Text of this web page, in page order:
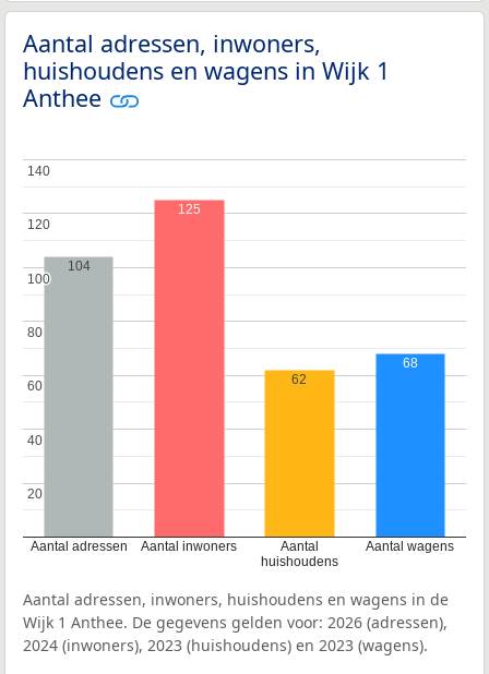
Aantal adressen, inwoners,
huishoudens en wagens in Wijk 1
Anthee
Aantal adressen Aantal inwoners
Aantal
huishoudens
Aantal wagens
20
20
40
40
60
60
80
80
100
100
120
120
140
140
104
125
62
68
Aantal adressen, inwoners, huishoudens en wagens in de
Wijk 1 Anthee. De gegevens gelden voor: 2026 (adressen),
2024 (inwoners), 2023 (huishoudens) en 2023 (wagens).